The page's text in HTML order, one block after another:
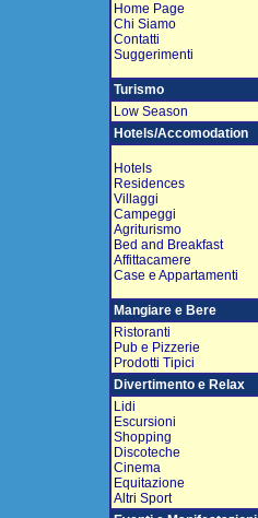
Home Page
Chi Siamo
Contatti
Suggerimenti
Turismo
Low Season
Hotels/Accomodation
Hotels
Residences
Villaggi
Campeggi
Agriturismo
Bed and Breakfast
Affittacamere
Case e Appartamenti
Mangiare e Bere
Ristoranti
Pub e Pizzerie
Prodotti Tipici
Divertimento e Relax
Lidi
Escursioni
Shopping
Discoteche
Cinema
Equitazione
Altri Sport